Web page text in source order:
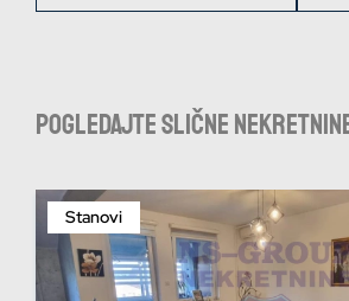
Pogledajte slične
Stanovi